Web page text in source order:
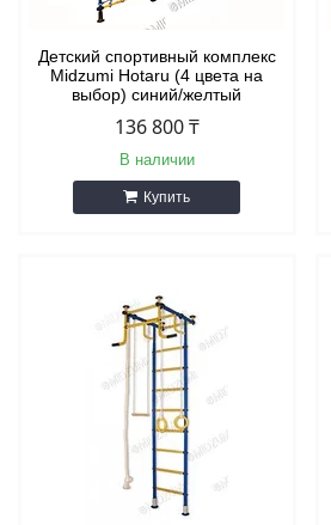
Детский спортивный комплекс
Midzumi Hotaru (4 цвета на
выбор) синий/желтый
136 800 ₸
В наличии
Купить